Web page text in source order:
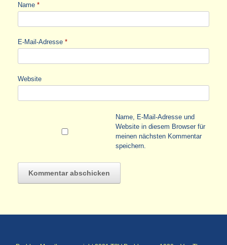
Name *
E-Mail-Adresse *
Website
Name, E-Mail-Adresse und
Website in diesem Browser für
meinen nächsten Kommentar
speichern.